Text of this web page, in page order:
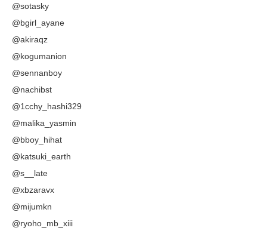
@sotasky
@bgirl_ayane
@akiraqz
@kogumanion
@sennanboy
@nachibst
@1cchy_hashi329
@malika_yasmin
@bboy_hihat
@katsuki_earth
@s__late
@xbzaravx
@mijumkn
@ryoho_mb_xiii